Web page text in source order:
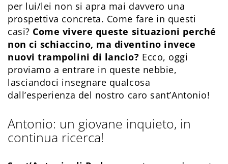
per lui/lei non si apra mai davvero una
prospettiva concreta. Come fare in questi
casi? Come vivere queste situazioni perché
non ci schiaccino, ma diventino invece
nuovi trampolini di lancio? Ecco, oggi
proviamo a entrare in queste nebbie,
lasciandoci insegnare qualcosa
dall’esperienza del nostro caro sant’Antonio!
Antonio: un giovane inquieto, in
continua ricerca!